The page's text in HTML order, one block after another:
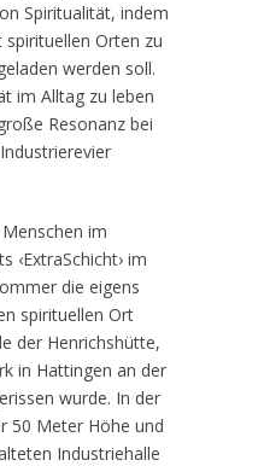
Spiritualität, indem
Orten zu
werden soll.
im Alltag zu leben
Resonanz bei
im
‹ExtraSchicht› im
die eigens
spirituellen Ort
der Henrichshütte,
in Hattingen an der
wurde. In der
50 Meter Höhe und
Industriehalle